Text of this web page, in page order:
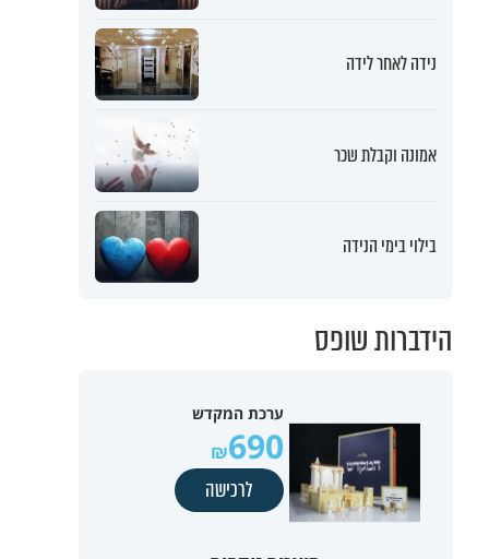
נידה לאחר לידה
אמונה וקבלת שכר
בילוי בימי הנידה
הידברות שופס
ערכת המקדש
690
לרכישה